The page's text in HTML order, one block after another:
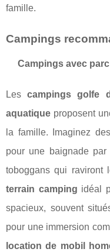
famille.
Campings
Campings avec
Lescampings golfe
aquatique proposent
la famille. Imaginez des
pour une baignade
toboggans qui raviront
terrain camping idéal
spacieux, souvent
pour une immersion
location de mobil